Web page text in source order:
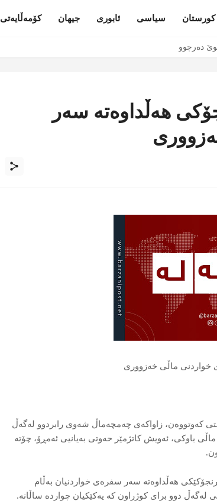
کورستان سیاسی ئابوری جیهان کۆمەڵایەتی
دەرچوو
هەڵداوەتە سەر
خواردنی ماڵی خەزووری
كەوتووەن، زاواكەی چەمچەماڵ شەوی رابردوو لەگەڵ
باوكی، ئەویش كاتژمێر حەوتی بەیانیی ئەمڕۆ، چۆتە
هەڵداوەتە سەر سفرەی خواردنیان بەڵام
لەگەڵ دوو برای كوژراون كە یەكێكیان چواردە ساڵانە.